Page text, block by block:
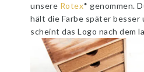
unsere Rotex* genommen.
hält die Farbe später besser
scheint das Logo nach dem